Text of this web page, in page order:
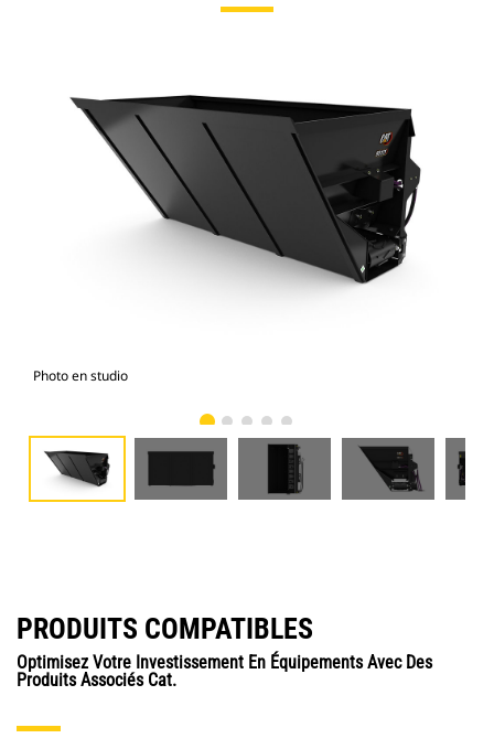
Photo en studio
PRODUITS COMPATIBLES
Optimisez Votre Investissement En Équipements Avec Des
Produits Associés Cat.